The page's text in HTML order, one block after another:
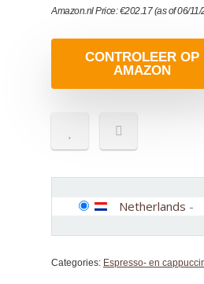
Amazon.nl Price:€202.17(as of 06/11/
CONTROLEER OP
AMAZON
Netherlands -
Categories: Espresso- en